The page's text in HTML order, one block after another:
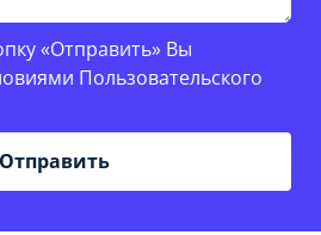
«Отправить» Вы
Пользовательского